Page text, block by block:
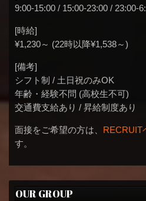
9:00-15:00 / 15:00-23:00 / 23:00-
[時給]
¥1,230～ (22時以降¥1,538～)
[備考]
シフト制 / 土日祝のみOK
年齢・経験不問 (高校生不可)
交通費支給あり / 昇給制度あり
面接をご希望の方は、 RECRUIT
す。
OUR GROUP